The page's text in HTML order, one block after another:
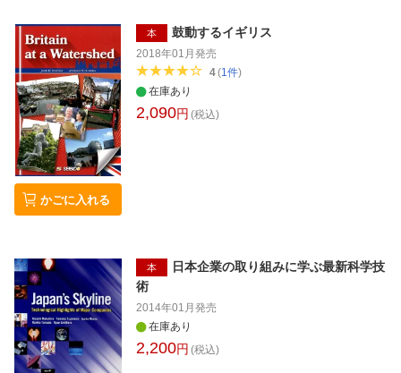
/ Life with the Iron Lady / Drone for the Disable
d / Life-saving Minutes / Mites vs Parasites / Ge
aring up for a New Top Speed / New Skin from
a Printer / Caring for Strays / Coal before Comf
ort / Lifesaving Lake / Protecting an Ancient Cit
y / Lots and Lots of Lithium, etc.（全20章）
かごに入れる
本 鼓動するイギリス
2018年01月 発売
4(1件)
在庫あり
2,090円 (税込)
本
日本企業の取り組みに学ぶ最新科学技
術
2014年01月 発売
在庫あり
2,200円 (税込)